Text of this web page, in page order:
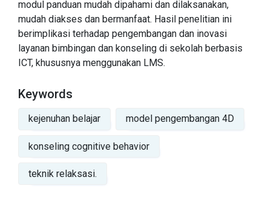
modul panduan mudah dipahami dan dilaksanakan,
mudah diakses dan bermanfaat. Hasil penelitian ini
berimplikasi terhadap pengembangan dan inovasi
layanan bimbingan dan konseling di sekolah berbasis
ICT, khususnya menggunakan LMS.
Keywords
kejenuhan belajar model pengembangan 4D
konseling cognitive behavior
teknik relaksasi.